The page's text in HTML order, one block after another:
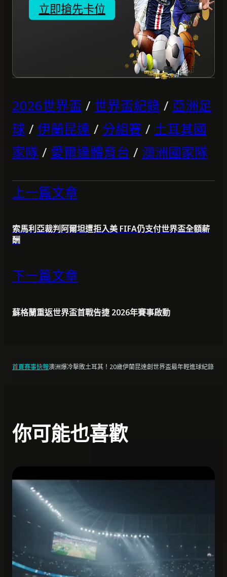
立即搶先卡位
2026世界盃 / 世界盃紀錄 / 亞洲足
球 / 伊蘭昆達 / 分組賽 / 土耳其國
家隊 / 愛爾達體育台 / 澳洲國家隊
上一篇文章
索馬利亞裁判阿爾坦遭拒入美 FIFA仍支付世界盃全額薪
酬
下一篇文章
蘇格蘭重返世界盃首戰告捷 2026年賽事啟動
首頁賽事快報澳洲爆冷擊敗土耳其！20歲伊蘭昆達創世界盃最年輕進球紀錄
你可能也喜歡